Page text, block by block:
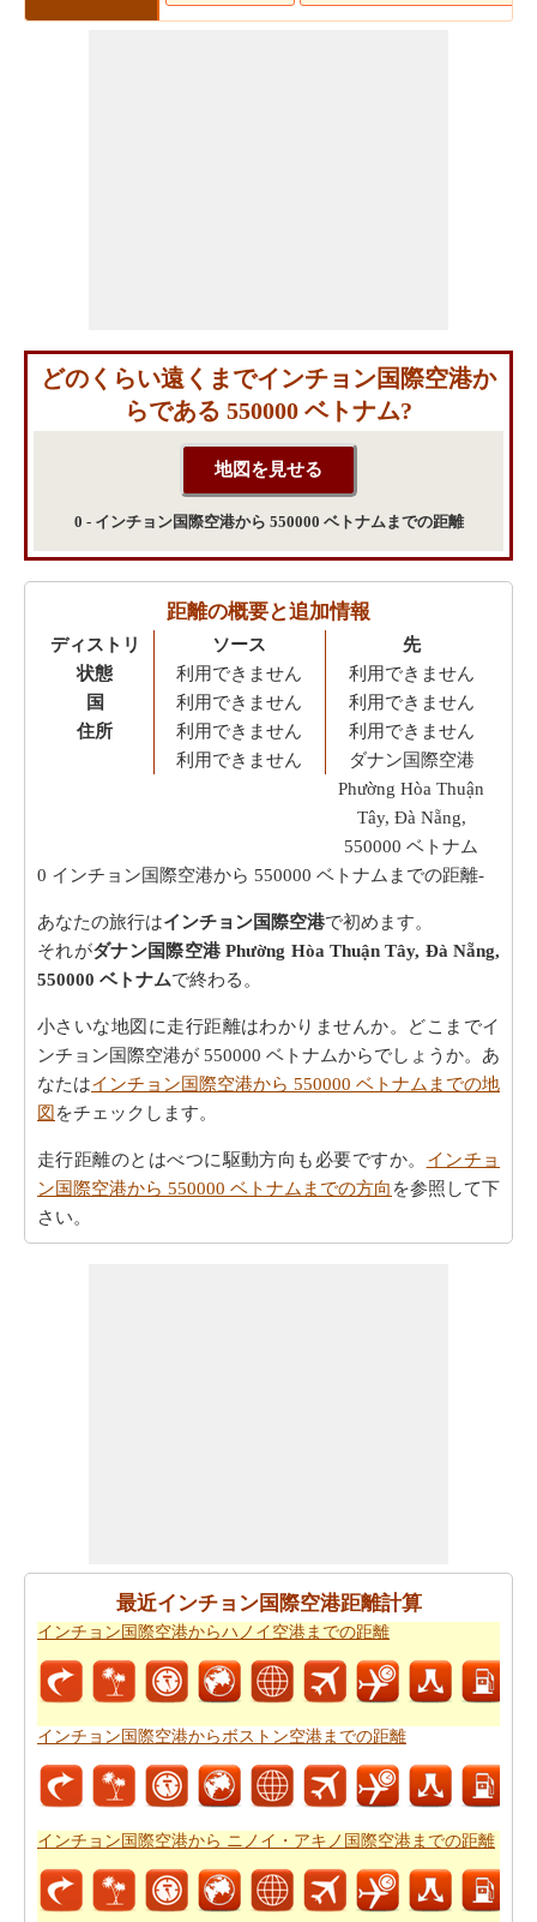
どのくらい遠くまでインチョン国際空港か
らである 550000 ベトナム?
0 - インチョン国際空港から 550000 ベトナムまでの距離
距離の概要と追加情報
ディストリ
状態
国
住所
ソース
利用できません
利用できません
利用できません
利用できません
先
利用できません
利用できません
利用できません
ダナン国際空港
Phường Hòa Thuận
Tây, Đà Nẵng,
550000 ベトナム
0 インチョン国際空港から 550000 ベトナムまでの距離-
あなたの旅行はインチョン国際空港で初めます。
それがダナン国際空港 Phường Hòa Thuận Tây, Đà Nẵng,
550000 ベトナムで終わる。
小さいな地図に走行距離はわかりませんか。どこまでイ
ンチョン国際空港が 550000 ベトナムからでしょうか。あ
なたはインチョン国際空港から 550000 ベトナムまでの地
図をチェックします。
走行距離のとはべつに駆動方向も必要ですか。 インチョ
ン国際空港から 550000 ベトナムまでの方向 を参照して下
さい。
欲しいですか。知る事はどの方を使って インチョン国際
空港から 550000 ベトナムまでの旅行するんです。
道路走行は疲れて感じますか。飛行機で飛びてかかる時
間は知りたいんですか。インチョン国際空港から 550000
それはあなたの旅のルートを計画するのは面倒ですか？
このルートプランナーは、インチョン国際空港から
あなたは、道路に旅行を取ることを計画していますか？
あなたはこの旅行で過ごすことになります燃料費の見積
最近インチョン国際空港距離計算
インチョン国際空港からハノイ空港までの距離
インチョン国際空港からボストン空港までの距離
インチョン国際空港から ニノイ・アキノ国際空港までの距離